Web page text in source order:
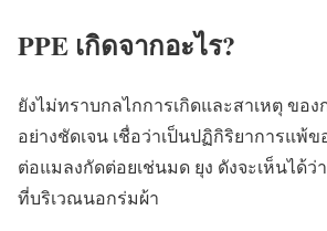
PPE เกิดจากอะไร?
ยังไม่ทราบกลไกการเกิดและสาเหตุ ของ
อย่างชัดเจน เชื่อว่าเป็นปฏิกิริยาการแพ้
ต่อแมลงกัดต่อยเช่นมด ยุง ดังจะเห็นได้ว่
ที่บริเวณนอกร่มผ้า